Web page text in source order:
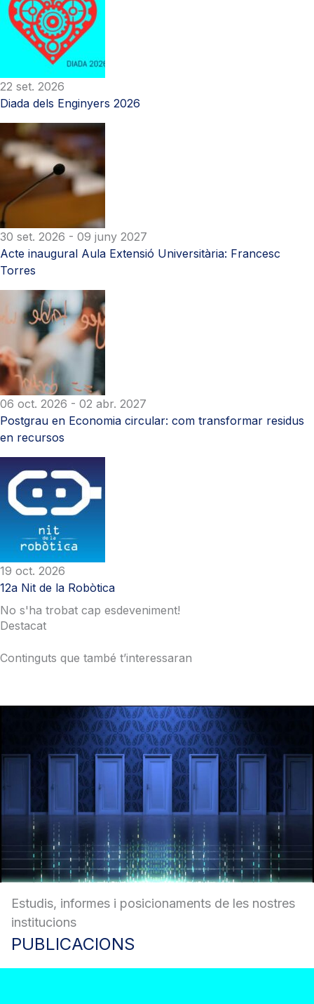
22 set. 2026
Diada dels Enginyers 2026
30 set. 2026 - 09 juny 2027
Acte inaugural Aula Extensió Universitària: Francesc
Torres
06 oct. 2026 - 02 abr. 2027
Postgrau en Economia circular: com transformar residus
en recursos
19 oct. 2026
12a Nit de la Robòtica
No s'ha trobat cap esdeveniment!
Destacat
Continguts que també t’interessaran
Estudis, informes i posicionaments de les nostres
institucions
PUBLICACIONS